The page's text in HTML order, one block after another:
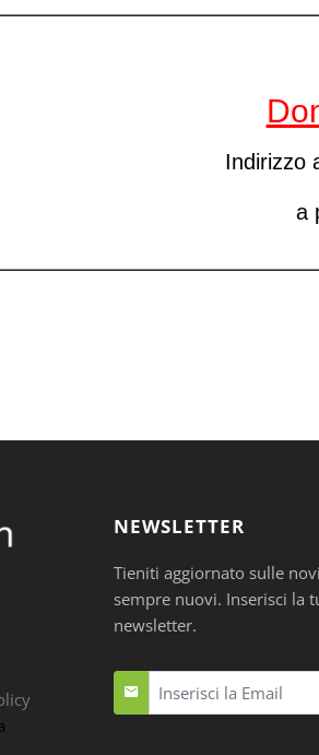
NEWSLETTER
Tieniti aggiornato sulle
sempre nuovi. Inserisci la
newsletter.